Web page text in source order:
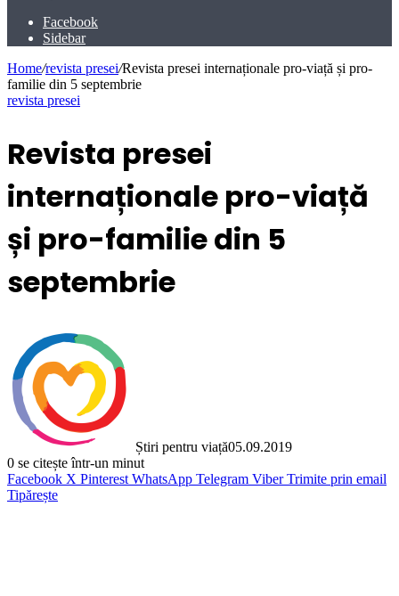
Facebook
Sidebar
Home/revista presei/Revista presei internaționale pro-viață și pro-
familie din 5 septembrie
revista presei
Revista presei
internaționale pro-viață
și pro-familie din 5
septembrie
Știri pentru viață05.09.2019
0 se citește într-un minut
Facebook X Pinterest WhatsApp Telegram Viber Trimite prin email
Tipărește